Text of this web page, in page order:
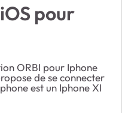
pour
ORBI pour Iphone
de se connecter
est un Iphone XI